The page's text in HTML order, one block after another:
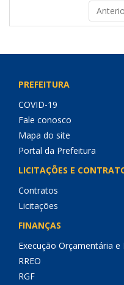
PREFEITURA
COVID-19
Fale conosco
Mapa do site
Portal da Prefeitura
LICITAÇÕES E
Contratos
Licitações
FINANÇAS
Execução Orçamentária e
RREO
RGF